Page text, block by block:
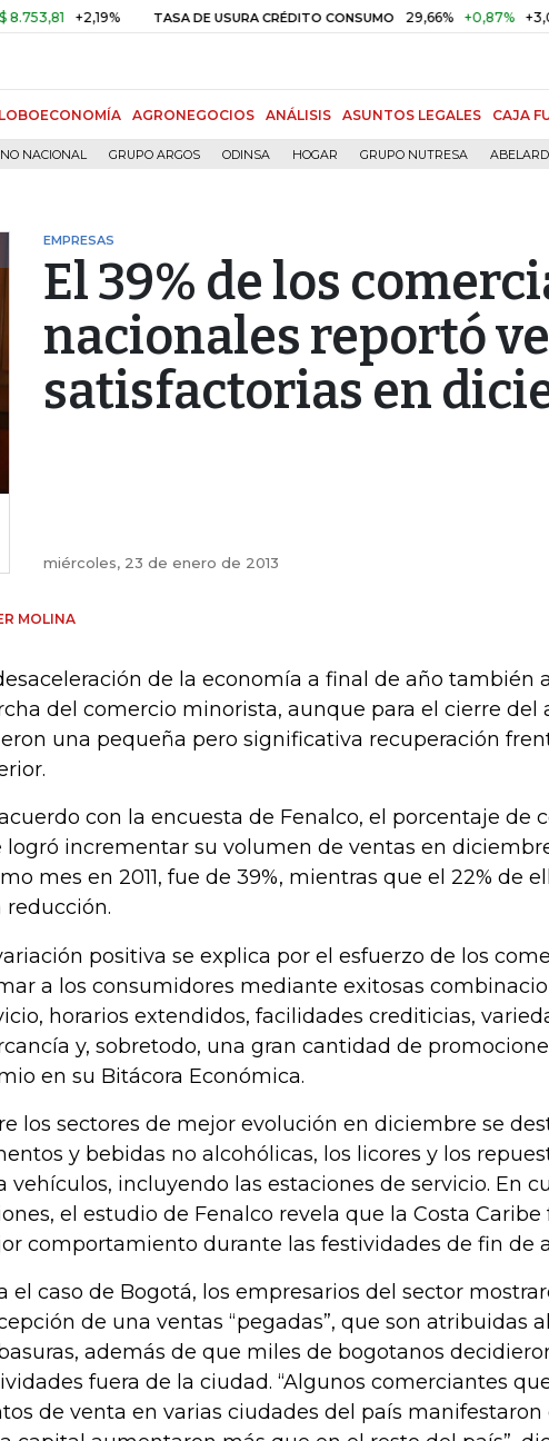
+2,19% TASA DE USURA CRÉDITO CONSUMO 29,66% +0,87% +3,02%
AGRONEGOCIOS ANÁLISIS ASUNTOS LEGALES CAJA
NACIONAL GRUPO ARGOS ODINSA HOGAR GRUPO NUTRESA
EMPRESAS
El 39% de los
nacionales reportó
satisfactorias en
miércoles, 23 de enero de 2013
MOLINA
de la economía a final de año también
del comercio minorista, aunque para el cierre del
una pequeña pero significativa recuperación
con la encuesta de Fenalco, el porcentaje de
logró incrementar su volumen de ventas en
mes en 2011, fue de 39%, mientras que el 22% de
reducción.
positiva se explica por el esfuerzo de los
a los consumidores mediante exitosas
horarios extendidos, facilidades crediticias,
y, sobretodo, una gran cantidad de
en su Bitácora Económica.
los sectores de mejor evolución en diciembre se
y bebidas no alcohólicas, los licores y los
vehículos, incluyendo las estaciones de servicio. En
el estudio de Fenalco revela que la Costa Caribe
comportamiento durante las festividades de fin de
el caso de Bogotá, los empresarios del sector
de una ventas “pegadas”, que son atribuidas
además de que miles de bogotanos
fuera de la ciudad. “Algunos comerciantes
de venta en varias ciudades del país manifestaron